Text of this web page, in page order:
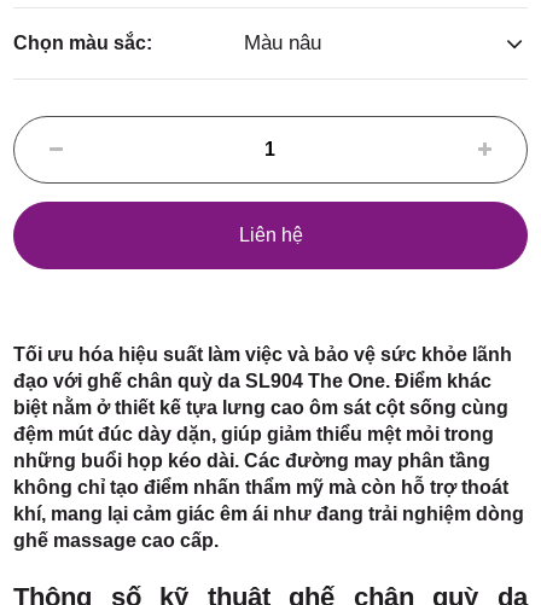
Điểm,
huyện
Hóc Môn,
Chọn màu sắc: Màu nâu
Liên hệ
Tối ưu hóa hiệu suất làm việc và bảo vệ sức khỏe lãnh
đạo với ghế chân quỳ da SL904 The One. Điểm khác
biệt nằm ở thiết kế tựa lưng cao ôm sát cột sống cùng
đệm mút đúc dày dặn, giúp giảm thiểu mệt mỏi trong
những buổi họp kéo dài. Các đường may phân tầng
không chỉ tạo điểm nhấn thẩm mỹ mà còn hỗ trợ thoát
khí, mang lại cảm giác êm ái như đang trải nghiệm dòng
ghế massage cao cấp.
Thông số kỹ thuật ghế chân quỳ da